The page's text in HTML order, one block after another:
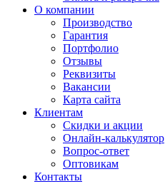
О компании
Производство
Гарантия
Портфолио
Отзывы
Реквизиты
Вакансии
Карта сайта
Клиентам
Скидки и акции
Онлайн-калькулятор
Вопрос-ответ
Оптовикам
Контакты